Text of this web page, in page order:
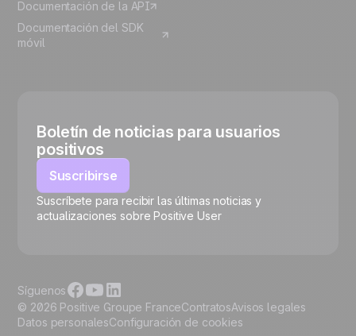
🍪
Gestionar cookies
Documentación de la API
Documentación del SDK
móvil
Boletín de noticias para usuarios
positivos
Suscribirse
Suscríbete para recibir las últimas noticias y
actualizaciones sobre Positive User
© 2026 Positive Groupe FranceContratosAvisos legales
Datos personalesConfiguración de cookies
Síguenos